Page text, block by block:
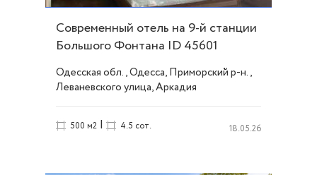
Современный отель на 9-й станции
Большого Фонтана ID 45601
Одесская обл., Одесса, Приморский р-н.,
Леваневского улица, Аркадия
500 м2 | 4.5 сот. 18.05.26